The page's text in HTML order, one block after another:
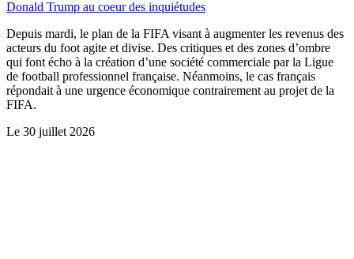
Donald Trump au coeur des inquiétudes
Depuis mardi, le plan de la FIFA visant à augmenter les revenus des
acteurs du foot agite et divise. Des critiques et des zones d’ombre
qui font écho à la création d’une société commerciale par la Ligue
de football professionnel française. Néanmoins, le cas français
répondait à une urgence économique contrairement au projet de la
FIFA.
Le 30 juillet 2026